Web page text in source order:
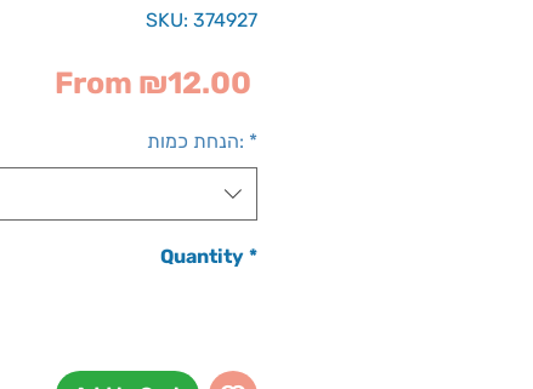
SKU: 374927
From ₪12.00
הנחת כמות: *
Quantity *